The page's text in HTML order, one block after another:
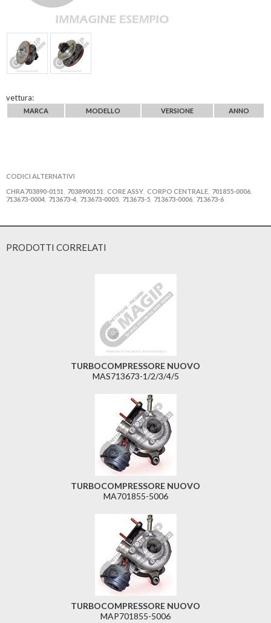
vettura:
MARCA MODELLO VERSIONE ANNO
CODICI ALTERNATIVI
CHRA703890-0151
7038900151 CORE ASSY CORPO CENTRALE 701855-0006
713673-0004 713673-4 713673-0005 713673-5 713673-0006 713673-6
PRODOTTI CORRELATI
TURBOCOMPRESSORE NUOVO
MAS713673-1/2/3/4/5
TURBOCOMPRESSORE NUOVO
MA701855-5006
TURBOCOMPRESSORE NUOVO
MAP701855-5006